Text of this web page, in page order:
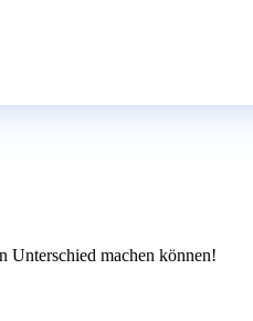
Unterschied machen können!